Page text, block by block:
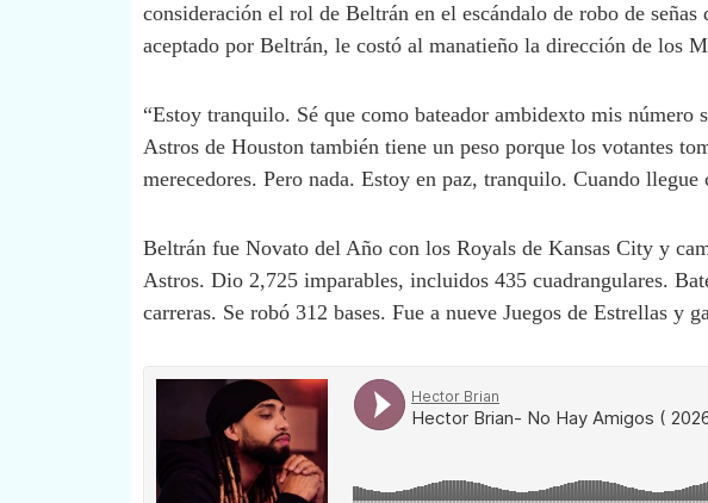
consideración el rol de Beltrán en el escándalo de robo de
aceptado por Beltrán, le costó al manatieño la dirección de los
“Estoy tranquilo. Sé que como bateador ambidexto mis
Astros de Houston también tiene un peso porque los votantes
merecedores. Pero nada. Estoy en paz, tranquilo. Cuando llegue
Beltrán fue Novato del Año con los Royals de Kansas City y
Astros. Dio 2,725 imparables, incluidos 435 cuadrangulares.
carreras. Se robó 312 bases. Fue a nueve Juegos de Estrellas y